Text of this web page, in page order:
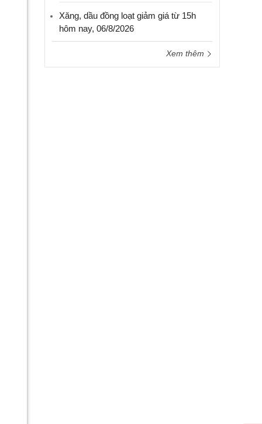
Xăng, dầu đồng loạt giảm giá từ 15h
hôm nay, 06/8/2026
Xem thêm